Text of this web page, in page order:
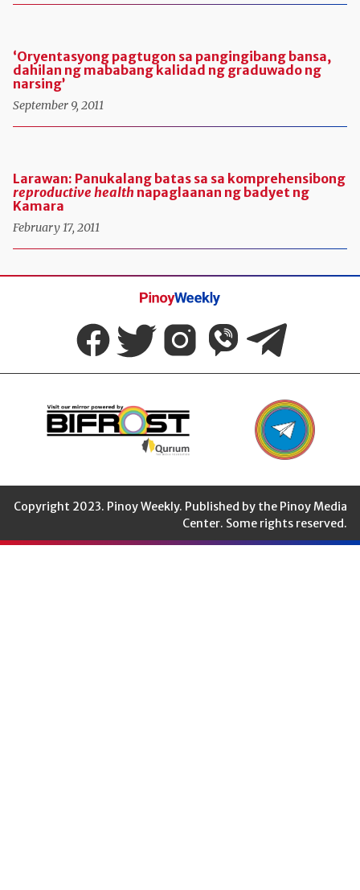
‘Oryentasyong pagtugon sa pangingibang bansa,
dahilan ng mababang kalidad ng graduwado ng
narsing’
September 9, 2011
Larawan: Panukalang batas sa sa komprehensibong
reproductive health napaglaanan ng badyet ng
Kamara
February 17, 2011
Pinoy
Weekly
Copyright 2023. Pinoy Weekly. Published by the Pinoy Media
Center. Some rights reserved.